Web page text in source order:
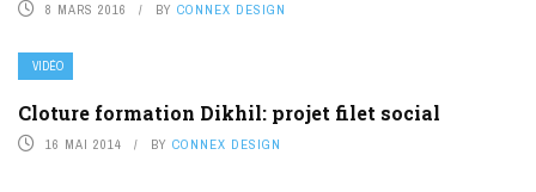
8 MARS 2016 BY CONNEX DESIGN
VIDÉO
Cloture formation Dikhil: projet filet social
16 MAI 2014 BY CONNEX DESIGN